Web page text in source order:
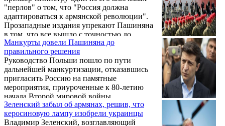
"перлов" о том, что "Россия должна
адаптироваться к армянской революции".
Прозападные издания упрекают Пашиняна
в том, что все вышло с точностью до
наоборот, ссылаясь на его отказ от визита в
Польшу. Предполагалось, что возглавляемая
премьером делегация 3-5 сентября примет
участие в 29-м международном
экономическом форуме, а также в
мероприятиях, посвященных 80-й
годовщине начала Второй мировой войны.
Манкурты довели Пашиняна до
правильного решения
Руководство Польши пошло по пути
дальнейшей манкуртизации, отказавшись
пригласить Россию на памятные
мероприятия, приуроченные к 80-летию
начала Второй мировой войны.
Зеленский забыл об армянах, решив, что
керосиновую лампу изобрели украинцы
Владимир Зеленский, возглавляющий